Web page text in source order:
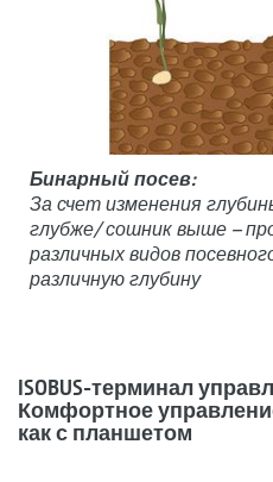
Бинарный посев:
За счет изменения
глубже/ сошник выше –
различных видов
различную глубину
ISOBUS-терминал
Комфортное
как с планшетом